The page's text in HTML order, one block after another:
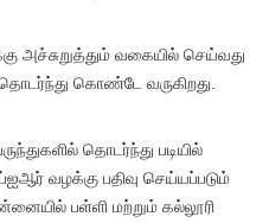
அச்சுறுத்தும் வகையில் செய்வது
கொண்டே வருகிறது.
தொடர்ந்து படியில்
வழக்கு பதிவு செய்யப்படும்
பள்ளி மற்றும் கல்லூரி